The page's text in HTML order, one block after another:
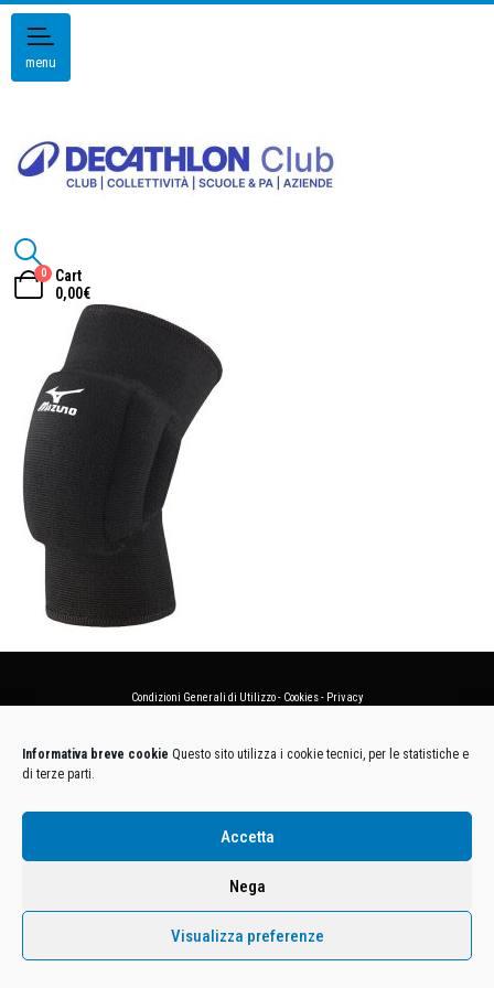
Informativa breve cookie Questo sito utilizza i cookie tecnici, per le statistiche e
di terze parti.
Accetta
Nega
Visualizza preferenze
menu
0
Cart
0,00€
Condizioni Generali di Utilizzo- Cookies- Privacy
Euro 12.500.000 i.v. - C.F. e Iscr. Reg. Imp. Monza e Brianza 02137480964 - R.E.A. MB-1370021 -
P.IVA. 11005760159 - Direzione e coordinamento art. 2497 C.C. DECATHLON SA, Villeneuve